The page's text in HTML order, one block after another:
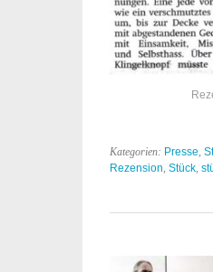
Kategorien: Presse,
Rezension, Stück,